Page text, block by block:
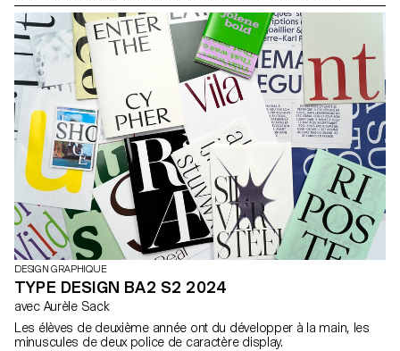
DESIGN GRAPHIQUE
TYPE DESIGN BA2 S2 2024
avec Aurèle Sack
Les élèves de deuxième année ont du développer à la main, les
minuscules de deux police de caractère display.